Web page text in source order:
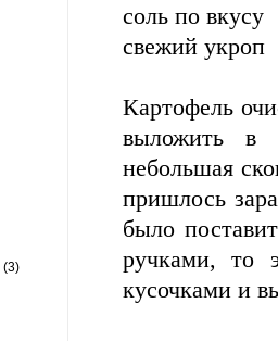
(3)
соль по вкусу
свежий укроп
Картофель
выложить в
небольшая
пришлось
было
ручками, то
кусочками и